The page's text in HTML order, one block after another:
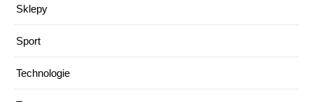
Sklepy
Sport
Technologie